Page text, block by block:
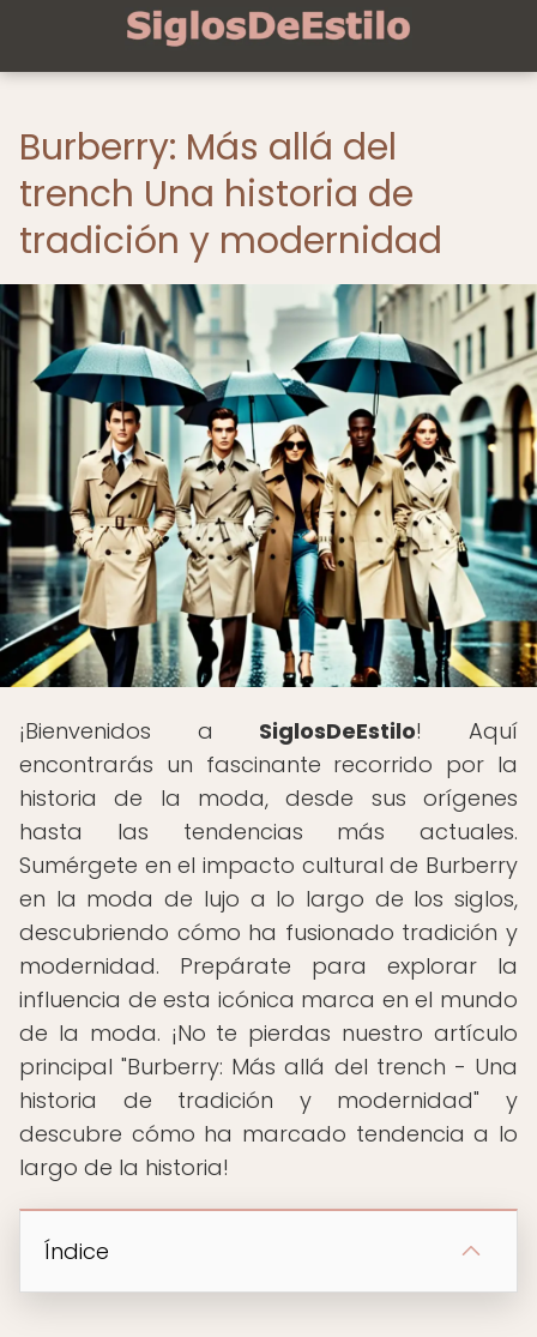
Burberry: Más allá del
trench Una historia de
tradición y modernidad
¡Bienvenidos a SiglosDeEstilo! Aquí
encontrarás un fascinante recorrido por la
historia de la moda, desde sus orígenes
hasta las tendencias más actuales.
Sumérgete en el impacto cultural de Burberry
en la moda de lujo a lo largo de los siglos,
descubriendo cómo ha fusionado tradición y
modernidad. Prepárate para explorar la
influencia de esta icónica marca en el mundo
de la moda. ¡No te pierdas nuestro artículo
principal "Burberry: Más allá del trench - Una
historia de tradición y modernidad" y
descubre cómo ha marcado tendencia a lo
largo de la historia!
Índice